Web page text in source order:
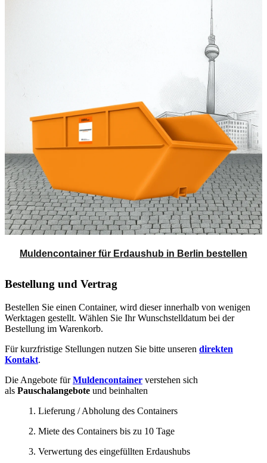
Muldencontainer für Erdaushub in Berlin bestellen
Bestellung und Vertrag
Bestellen Sie einen Container, wird dieser innerhalb von wenigen
Werktagen gestellt. Wählen Sie Ihr Wunschstelldatum bei der
Bestellung im Warenkorb.
Für kurzfristige Stellungen nutzen Sie bitte unseren direkten
Kontakt.
Die Angebote fürMuldencontainer verstehen sich
als Pauschalangebote und beinhalten
1. Lieferung / Abholung des Containers
2. Miete des Containers bis zu 10 Tage
3. Verwertung des eingefüllten Erdaushubs